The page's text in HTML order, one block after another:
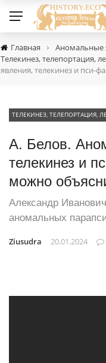
Главная › Аномальные
Телекинез, телепортация,
явления, телекинез и пси-
ТЕЛЕКИНЕЗ, ТЕЛЕПОРТАЦИЯ,
А. Белов.
телекинез и
можно
Александр
аномальных
Ziusudra 20.01.2024